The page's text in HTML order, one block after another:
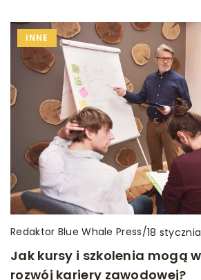
INNE
Redaktor Blue Whale Press/18
Jak kursy i szkolenia mogą
rozwój kariery zawodowej?